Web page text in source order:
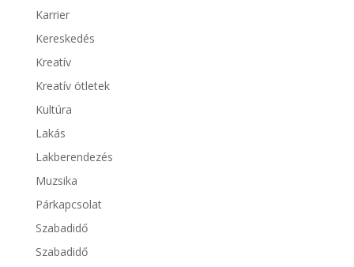
Karrier
Kereskedés
Kreatív
Kreatív ötletek
Kultúra
Lakás
Lakberendezés
Muzsika
Párkapcsolat
Szabadidő
Szabadidő